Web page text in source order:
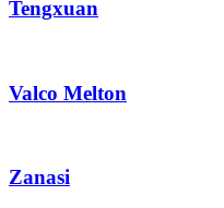
Tengxuan
Valco Melton
Zanasi